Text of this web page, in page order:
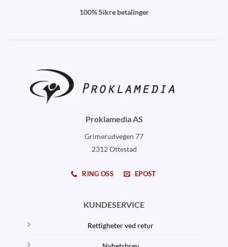
100% Sikre betalinger
Proklamedia AS
Grimerudvegen 77
2312 Ottestad
RING OSS EPOST
KUNDESERVICE
Rettigheter ved retur